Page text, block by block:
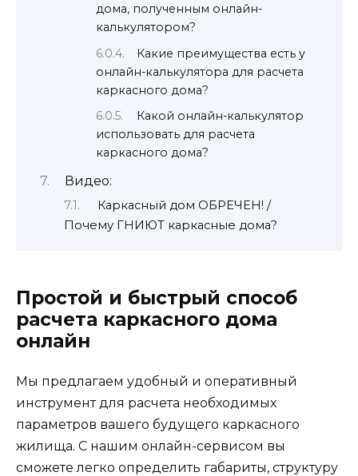
дома, полученным онлайн-
калькулятором?
Какие преимущества есть у
онлайн-калькулятора для расчета
каркасного дома?
Какой онлайн-калькулятор
использовать для расчета
каркасного дома?
Видео:
Каркасный дом ОБРЕЧЕН! /
Почему ГНИЮТ каркасные дома?
Простой и быстрый способ
расчета каркасного дома
онлайн
Мы предлагаем удобный и оперативный
инструмент для расчета необходимых
параметров вашего будущего каркасного
жилища. С нашим онлайн-сервисом вы
сможете легко определить габариты, структуру